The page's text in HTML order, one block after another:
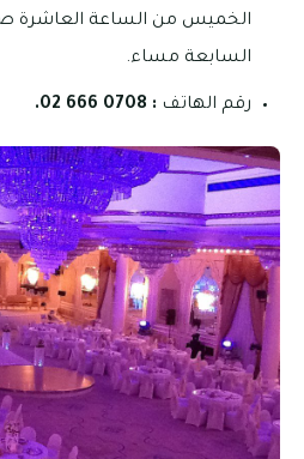
الخميس من الساعة العاشرة
السابعة مساء.
رقم الهاتف : 0708 666 02.